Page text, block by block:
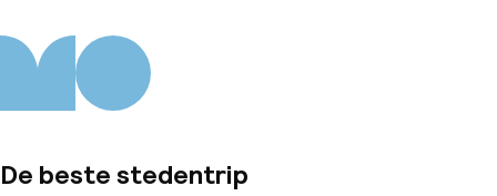
De beste stedentrip